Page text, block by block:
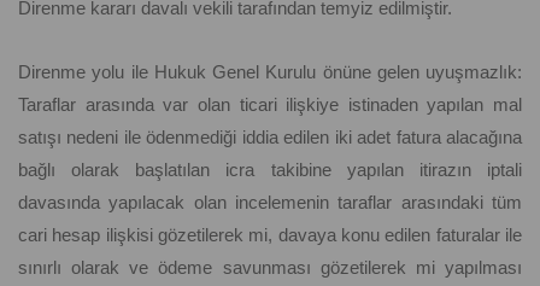
Direnme kararı davalı vekili tarafından temyiz edilmiştir.
Direnme yolu ile Hukuk Genel Kurulu önüne gelen uyuşmazlık:
Taraflar arasında var olan ticari ilişkiye istinaden yapılan mal
satışı nedeni ile ödenmediği iddia edilen iki adet fatura alacağına
bağlı olarak başlatılan icra takibine yapılan itirazın iptali
davasında yapılacak olan incelemenin taraflar arasındaki tüm
cari hesap ilişkisi gözetilerek mi, davaya konu edilen faturalar ile
sınırlı olarak ve ödeme savunması gözetilerek mi yapılması